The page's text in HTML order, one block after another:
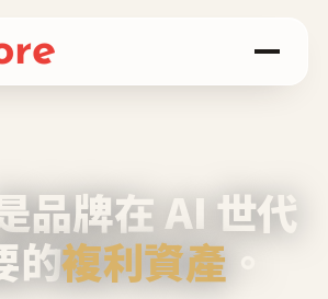
品牌在 AI 世代
的複利資產 。